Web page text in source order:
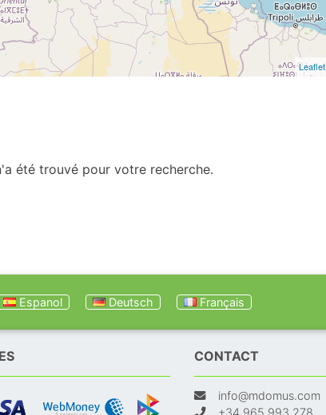
Leaflet
été trouvé pour votre recherche.
Espanol Deutsch Français
CONTACT
info@mdomus.com
+34 965 993 278